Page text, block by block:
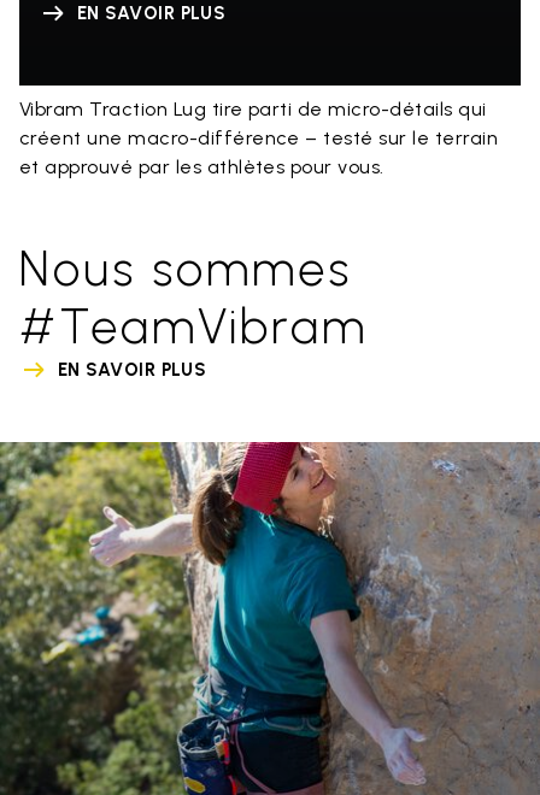
EN SAVOIR PLUS
Vibram Traction Lug tire parti de micro-détails qui
créent une macro-différence – testé sur le terrain
et approuvé par les athlètes pour vous.
Nous sommes
#TeamVibram
EN SAVOIR PLUS